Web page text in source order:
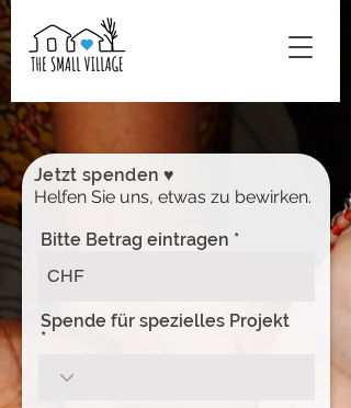
Jetzt spenden ♥
Helfen Sie uns, etwas zu bewirken.
Bitte Betrag eintragen
CHF
Spende für spezielles Projekt